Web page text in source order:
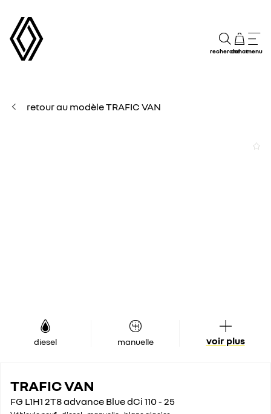
rechercheachatmenu
retour au modèle TRAFIC VAN
diesel manuelle voir plus
TRAFIC VAN
FG L1H1 2T8 advance Blue dCi 110 - 25